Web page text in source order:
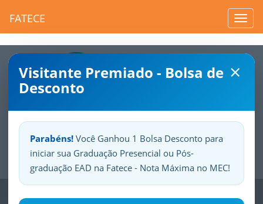
FATECE
×
Visitante Premiado - Bolsa de
Desconto
Parabéns! Você Ganhou 1 Bolsa Desconto para
iniciar sua Graduação Presencial ou Pós-
graduação EAD na Fatece - Nota Máxima no MEC!
SuaFatece.Seuorgulho.
Previous